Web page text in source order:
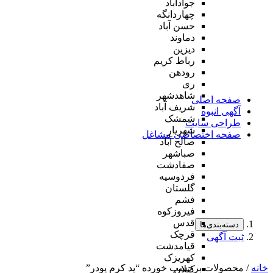
جوادآباد
چهاردانگه
حسن آباد
دماوند
دیزین
رباط کریم
رودهن
ری
شاهدشهر
شریف آباد
شمشک
شهریار
صالح آباد
صباشهر
صفادشت
فردوسیه
گلستان
فشم
فیروزکوه
قدس
قرچک
قیامدشت
کهریزک
کیلان
صفحه اصلی
آگهی انبوه
طراحی سایت
صفحه اختصاصی مشاغل
دسته‌بندی‌ها
ثبت آگهی
خانه / محصولات برچسب خورده “پد کرم پودر”